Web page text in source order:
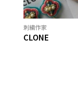
刺繍作家
CLONE